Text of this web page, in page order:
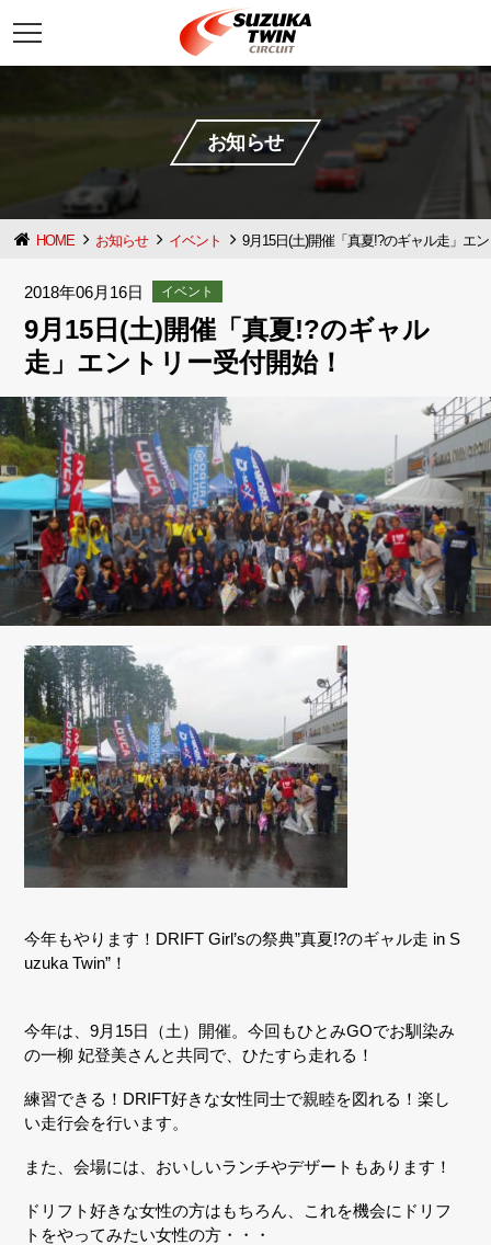
t
a
n
お知らせ
HOME お知らせ イベント 9月15日(土)開催「真夏!?のギャル走」エ
2018年06月16日 イベント
9月15日(土)開催「真夏!?のギャル
走」エントリー受付開始！
今年もやります！DRIFT Girl’sの祭典”真夏!?のギャル走 in S
uzuka Twin”！
今年は、9月15日（土）開催。今回もひとみGOでお馴染み
の一柳 妃登美さんと共同で、ひたすら走れる！
練習できる！DRIFT好きな女性同士で親睦を図れる！楽し
い走行会を行います。
また、会場には、おいしいランチやデザートもあります！
ドリフト好きな女性の方はもちろん、これを機会にドリフ
トをやってみたい女性の方・・・